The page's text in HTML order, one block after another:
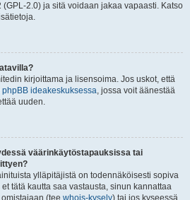
2.0) ja sitä voidaan jakaa vapaasti. Katso
kirjoittama ja lisensoima. Jos uskot, että
phpBB ideakeskuksessa, jossa voit äänestää
uuden.
väärinkäytöstapauksissa tai
ylläpitäjistä on todennäköisesti sopiva
tätä kautta saa vastausta, sinun kannattaa
(tee whois-kysely) tai jos kyseessä